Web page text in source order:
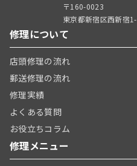
〒160-0023
東京都新宿区西新宿
修理について
店頭修理の流れ
郵送修理の流れ
修理実績
よくある質問
お役立ちコラム
修理メニュー